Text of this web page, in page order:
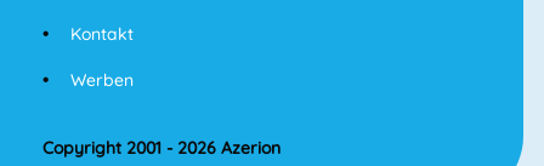
Kontakt
Werben
Copyright 2001 - 2026 Azerion